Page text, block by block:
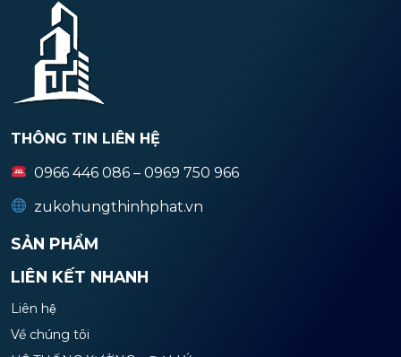
THÔNG TIN LIÊN HỆ
0966 446 086 – 0969 750 966
zukohungthinhphat.vn
SẢN PHẨM
LIÊN KẾT NHANH
Liên hệ
Về chúng tôi